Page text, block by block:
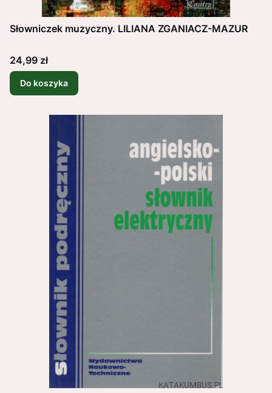
Słowniczek muzyczny. LILIANA ZGANIACZ-MAZUR
Cena
24,99 zł
Do koszyka